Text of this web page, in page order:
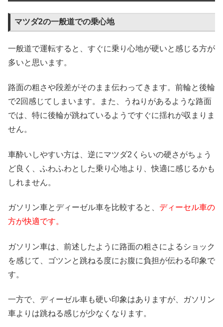
マツダ2の一般道での乗心地
一般道で運転すると、すぐに乗り心地が硬いと感じる方が
多いと思います。
路面の粗さや段差がそのまま伝わってきます。前輪と後輪
で2回感じてしまいます。また、うねりがあるような路面
では、特に後輪が跳ねているようですぐに揺れが収まりま
せん。
車酔いしやすい方は、逆にマツダ2くらいの硬さがちょう
ど良く、ふわふわとした乗り心地より、快適に感じるかも
しれません。
ガソリン車とディーゼル車を比較すると、 ディーセル車の
方が快適です。
ガソリン車は、前述したように路面の粗さによるショック
を感じて、ゴツンと跳ねる度にお腹に負担が伝わる印象で
す。
一方で、ディーゼル車も硬い印象はありますが、ガソリン
車よりは跳ねる感じが少なくなります。